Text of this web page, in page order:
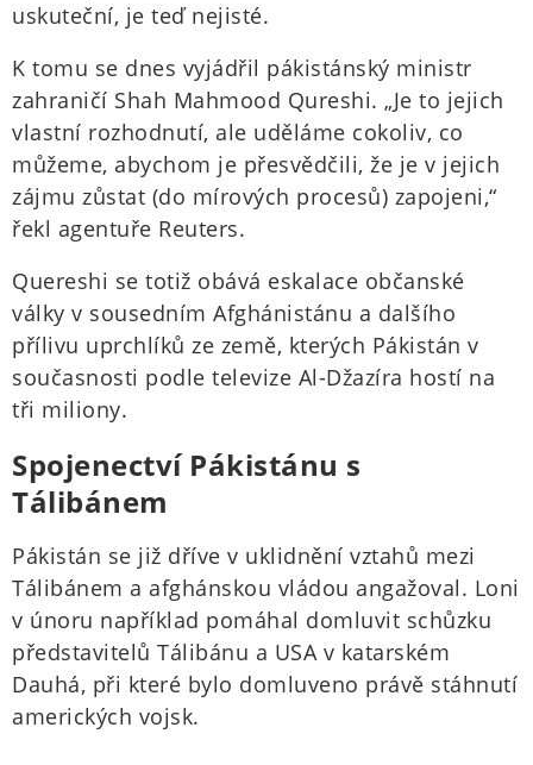
uskuteční, je teď nejisté.
K tomu se dnes vyjádřil pákistánský ministr
zahraničí Shah Mahmood Qureshi. „Je to jejich
vlastní rozhodnutí, ale uděláme cokoliv, co
můžeme, abychom je přesvědčili, že je v jejich
zájmu zůstat (do mírových procesů) zapojeni,“
řekl agentuře Reuters.
Quereshi se totiž obává eskalace občanské
války v sousedním Afghánistánu a dalšího
přílivu uprchlíků ze země, kterých Pákistán v
současnosti podle televize Al-Džazíra hostí na
tři miliony.
Spojenectví Pákistánu s
Tálibánem
Pákistán se již dříve v uklidnění vztahů mezi
Tálibánem a afghánskou vládou angažoval. Loni
v únoru například pomáhal domluvit schůzku
představitelů Tálibánu a USA v katarském
Dauhá, při které bylo domluveno právě stáhnutí
amerických vojsk.